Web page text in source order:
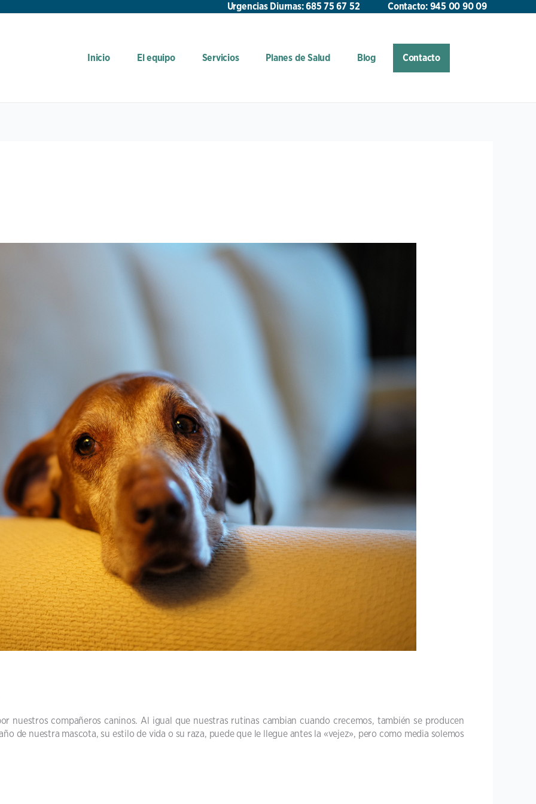
Urgencias Diurnas: 685 75 67 52 Contacto: 945 00 90 09
Inicio El equipo Servicios Planes de Salud Blog Contacto
nuestros compañeros caninos. Al igual que nuestras rutinas cambian cuando crecemos, también se producen
de nuestra mascota, su estilo de vida o su raza, puede que le llegue antes la «vejez», pero como media solemos